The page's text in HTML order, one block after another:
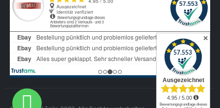
✕